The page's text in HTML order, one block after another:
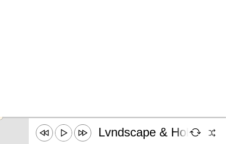
Lvndscape & Holland